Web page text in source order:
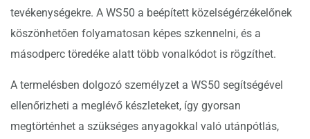
tevékenységekre. A WS50 a beépített közelségérzékelőnek
köszönhetően folyamatosan képes szkennelni, és a
másodperc töredéke alatt több vonalkódot is rögzíthet.
A termelésben dolgozó személyzet a WS50 segítségével
ellenőrizheti a meglévő készleteket, így gyorsan
megtörténhet a szükséges anyagokkal való utánpótlás,